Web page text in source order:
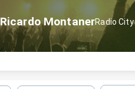
Ricardo MontanerRadio